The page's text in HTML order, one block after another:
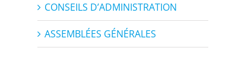
CONSEILS D’ADMINISTRATION
ASSEMBLÉES GÉNÉRALES